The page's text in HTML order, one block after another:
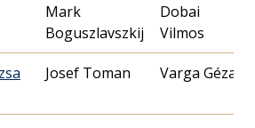
Mark
Boguszlavszkij
Dobai
Vilmos
Josef Toman Varga Géza